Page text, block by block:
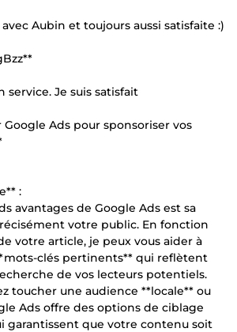
Aubin et toujours aussi satisfaite :)
service. Je suis satisfait
Ads pour sponsoriser vos
:
avantages de Google Ads est sa
votre public. En fonction
votre article, je peux vous aider à
clés pertinents** qui reflètent
de vos lecteurs potentiels.
toucher une audience **locale** ou
Ads offre des options de ciblage
garantissent que votre contenu soit